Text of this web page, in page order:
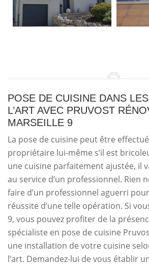
POSE DE CUISINE DANS
L’ART AVEC PRUVOST
MARSEILLE 9
La pose de cuisine peut être
propriétaire lui-même s’il est
une cuisine parfaitement ajustée, il
au service d’un professionnel. Rien
faire d’un professionnel aguerri
réussite d’une telle opération. Si
9, vous pouvez profiter de la
spécialiste en pose de cuisine
une installation de votre cuisine
l’art. Demandez-lui de vous établir